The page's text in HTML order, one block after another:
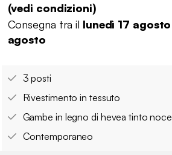
(vedi condizioni)
Consegna tra il lunedì 17 agosto
agosto
3 posti
Rivestimento in tessuto
Gambe in legno di hevea tinto noce
Contemporaneo